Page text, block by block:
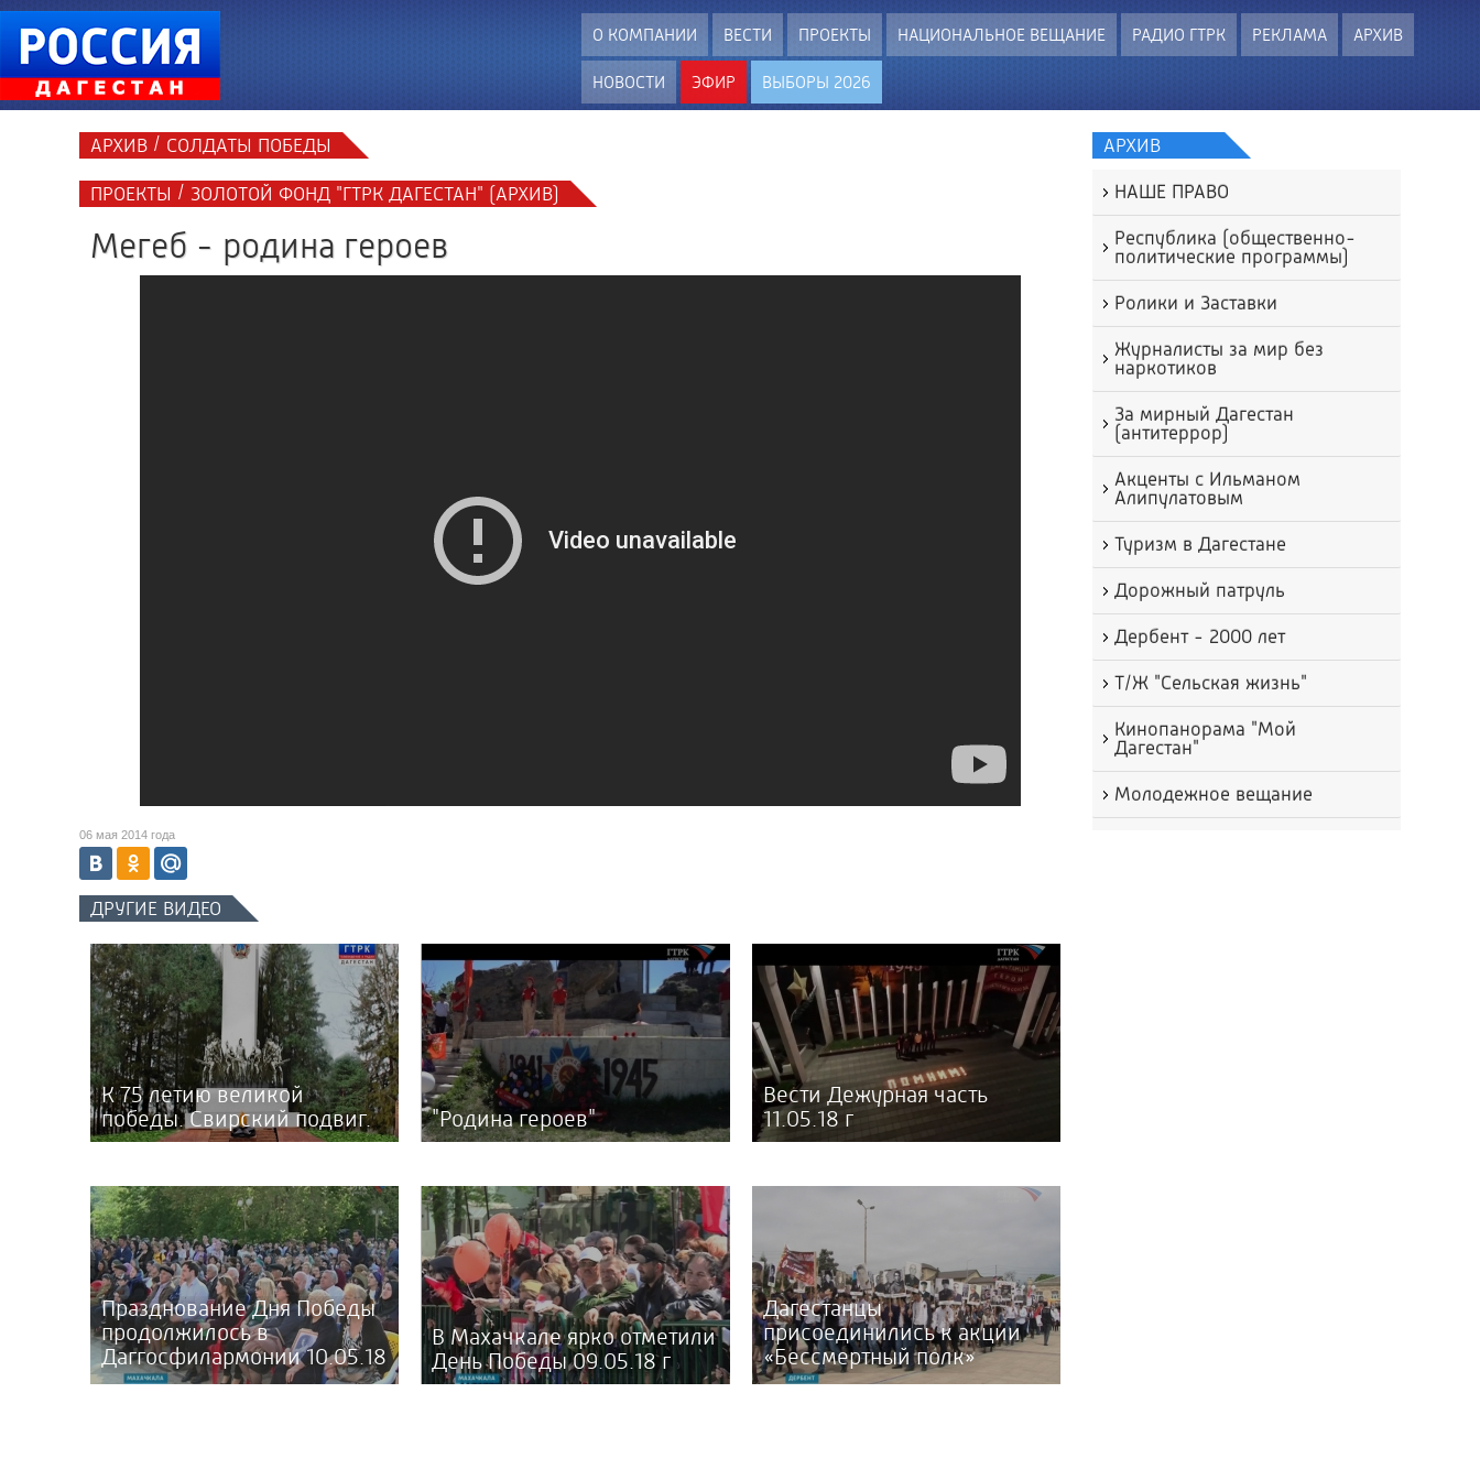
О КОМПАНИИ ВЕСТИ ПРОЕКТЫ НАЦИОНАЛЬНОЕ ВЕЩАНИЕ РАДИО ГТРК РЕКЛАМА АРХИВ
НОВОСТИ ЭФИР ВЫБОРЫ 2026
АРХИВ
НАШЕ ПРАВО
Республика (общественно-
политические программы)
Ролики и Заставки
Журналисты за мир без
наркотиков
За мирный Дагестан
(антитеррор)
Акценты с Ильманом
Алипулатовым
Туризм в Дагестане
Дорожный патруль
Дербент - 2000 лет
Т/Ж "Сельская жизнь"
Кинопанорама "Мой
Дагестан"
Молодежное вещание
АРХИВ / СОЛДАТЫ ПОБЕДЫ
ПРОЕКТЫ / ЗОЛОТОЙ ФОНД "ГТРК ДАГЕСТАН" (АРХИВ)
Мегеб - родина героев
06 мая 2014 года
ДРУГИЕ ВИДЕО
К 75 летию великой
победы. Свирский подвиг.
"Родина героев"
Вести Дежурная часть
11.05.18 г
Празднование Дня Победы
продолжилось в
Даггосфилармонии 10.05.18
г
В Махачкале ярко отметили
День Победы 09.05.18 г
Дагестанцы
присоединились к акции
«Бессмертный полк»
09.05.18 г